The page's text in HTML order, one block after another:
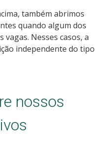
também abrimos
quando algum dos
Nesses casos, a
independente do tipo
nossos